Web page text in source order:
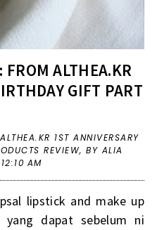
FROM ALTHEA.KR
GIFT PART
1ST ANNIVERSARY
REVIEW, BY ALIA
12:10 AM
lipstick and make up
yang dapat sebelum ni